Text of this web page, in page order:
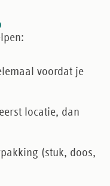
voordat je
locatie, dan
(stuk, doos,